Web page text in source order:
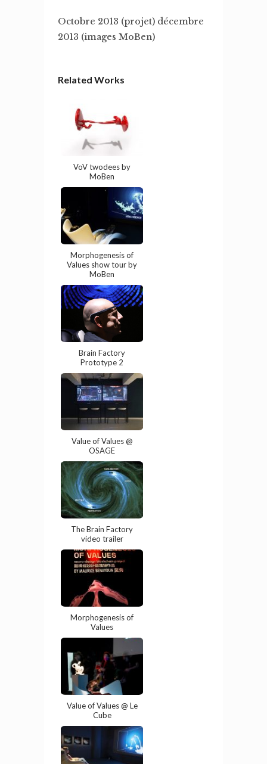
Octobre 2013 (projet) décembre
2013 (images MoBen)
Related Works
VoV twodees by
MoBen
Morphogenesis of
Values show tour by
MoBen
Brain Factory
Prototype 2
Value of Values @
OSAGE
The Brain Factory
video trailer
Morphogenesis of
Values
Value of Values @ Le
Cube